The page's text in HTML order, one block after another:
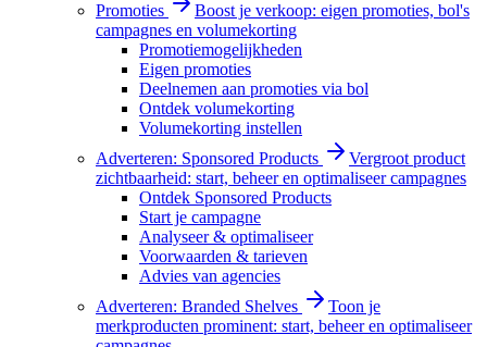
Promoties
Boost je verkoop: eigen promoties, bol's
campagnes en volumekorting
Promotiemogelijkheden
Eigen promoties
Deelnemen aan promoties via bol
Ontdek volumekorting
Volumekorting instellen
Adverteren: Sponsored Products
Vergroot product
zichtbaarheid: start, beheer en optimaliseer campagnes
Ontdek Sponsored Products
Start je campagne
Analyseer & optimaliseer
Voorwaarden & tarieven
Advies van agencies
Adverteren: Branded Shelves
Toon je
merkproducten prominent: start, beheer en optimaliseer